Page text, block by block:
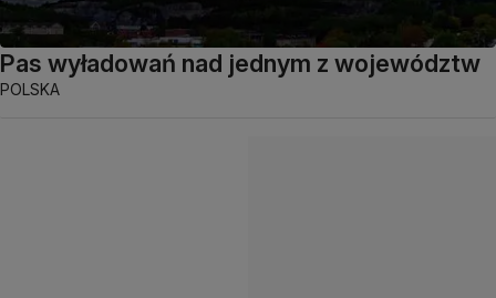
Pas wyładowań nad jednym z województw
POLSKA